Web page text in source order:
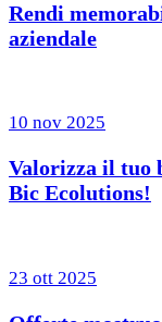
Rendi
aziendale
10 nov 2025
Valorizza il tuo
Bic Ecolutions!
23 ott 2025